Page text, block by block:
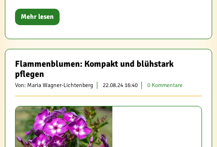
Mehr lesen
Flammenblumen: Kompakt und blühstark
pflegen
Von: Maria Wagner-Lichtenberg 22.08.24 16:40 0 Kommentare